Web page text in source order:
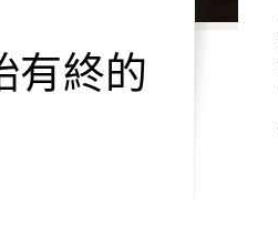
有終的